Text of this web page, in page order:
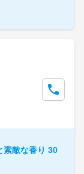
素敵な香り 30